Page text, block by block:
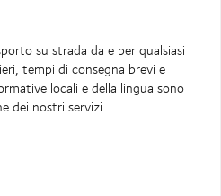
su strada da e per qualsiasi
tempi di consegna brevi e
locali e della lingua sono
dei nostri servizi.